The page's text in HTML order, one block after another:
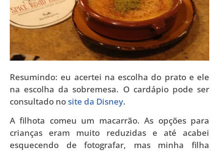
Resumindo: eu acertei na escolha do prato e ele
na escolha da sobremesa. O cardápio pode ser
consultado nosite da Disney.
A filhota comeu um macarrão. As opções para
crianças eram muito reduzidas e até acabei
esquecendo de fotografar, mas minha filha